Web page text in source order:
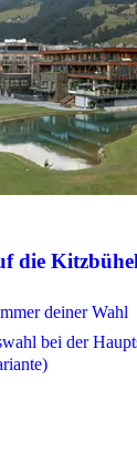
die
deiner Wahl
bei der